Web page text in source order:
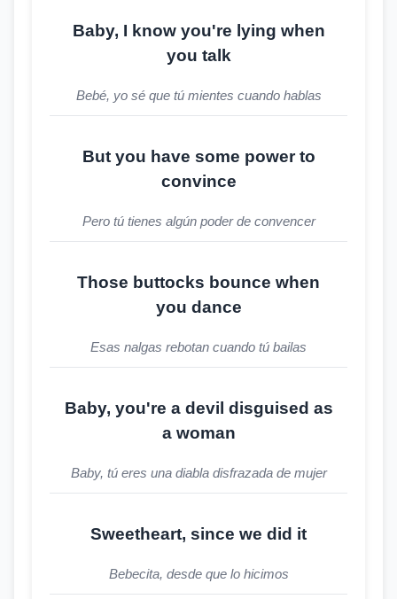
Baby, I know you're lying when
you talk
Bebé, yo sé que tú mientes cuando hablas
But you have some power to
convince
Pero tú tienes algún poder de convencer
Those buttocks bounce when
you dance
Esas nalgas rebotan cuando tú bailas
Baby, you're a devil disguised as
a woman
Baby, tú eres una diabla disfrazada de mujer
Sweetheart, since we did it
Bebecita, desde que lo hicimos